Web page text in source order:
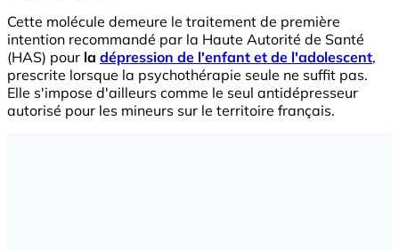
Cette molécule demeure le traitement de première
intention recommandé par la Haute Autorité de Santé
(HAS) pour la dépression de l'enfant et de l'adolescent,
prescrite lorsque la psychothérapie seule ne suffit pas.
Elle s'impose d'ailleurs comme le seul antidépresseur
autorisé pour les mineurs sur le territoire français.